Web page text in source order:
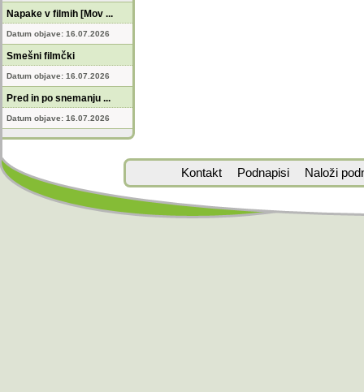
Napake v filmih [Mov ...
Datum objave: 16.07.2026
Smešni filmčki
Datum objave: 16.07.2026
Pred in po snemanju ...
Datum objave: 16.07.2026
Kontakt Podnapisi Naloži